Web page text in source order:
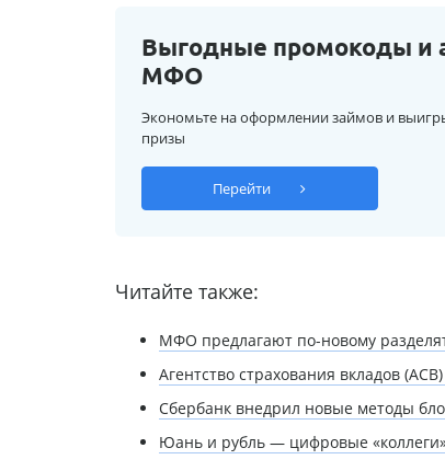
Выгодные промокоды и
МФО
Экономьте на оформлении займов и
призы
Перейти
Читайте также:
МФО предлагают по-новому
Агентство страхования вкладов
Сбербанк внедрил новые методы
Юань и рубль — цифровые